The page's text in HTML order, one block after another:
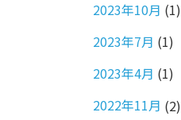
2023年10月 (1)
2023年7月 (1)
2023年4月 (1)
2022年11月 (2)